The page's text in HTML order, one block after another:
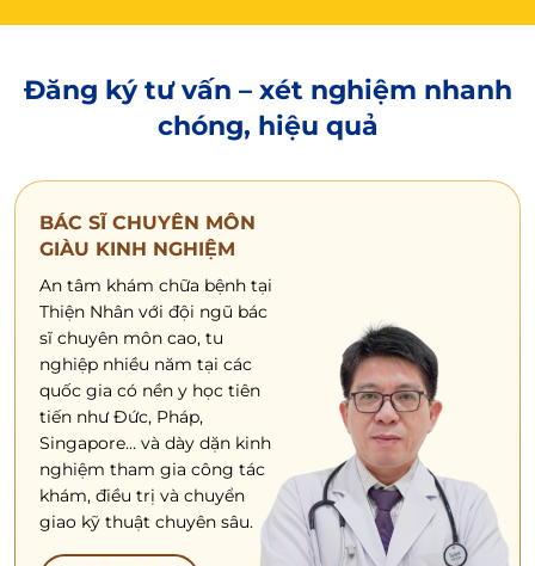
Đăng ký tư vấn – xét nghiệm nhanh
chóng, hiệu quả
BÁC SĨ CHUYÊN MÔN
GIÀU KINH NGHIỆM
An tâm khám chữa bệnh tại
Thiện Nhân với đội ngũ bác
sĩ chuyên môn cao, tu
nghiệp nhiều năm tại các
quốc gia có nền y học tiên
tiến như Đức, Pháp,
Singapore… và dày dặn kinh
nghiệm tham gia công tác
khám, điều trị và chuyển
giao kỹ thuật chuyên sâu.